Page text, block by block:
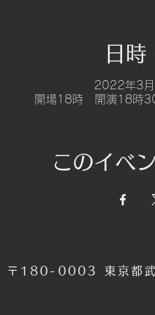
日時
2022年3
開場18時 開演18時
このイベ
〒180-0003 東京都武